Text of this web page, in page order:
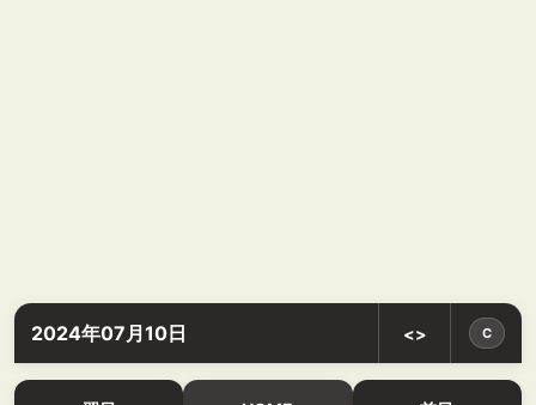
2024年07月10日 <> C